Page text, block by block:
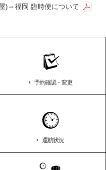
)⇔福岡 臨時便について
予約確認・変更
運航状況